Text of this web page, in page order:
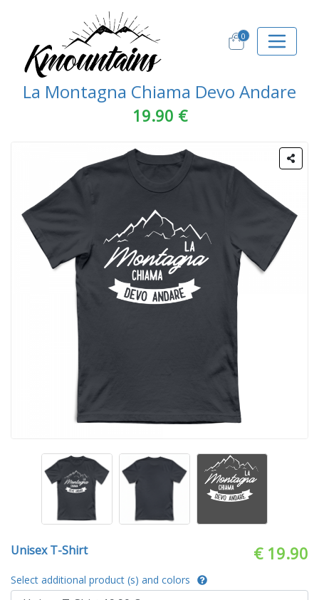
0
La Montagna Chiama Devo Andare
19.90 €
Unisex T-Shirt € 19.90
Select additional product (s) and colors